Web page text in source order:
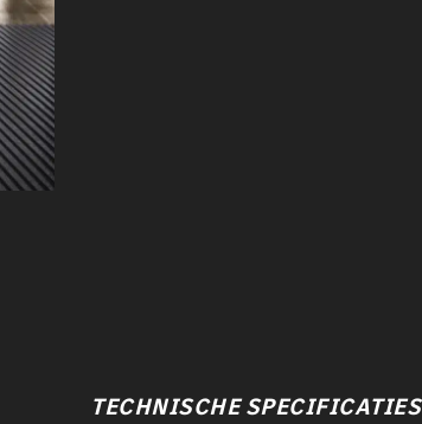
TECHNISCHE SPECIFICATIES